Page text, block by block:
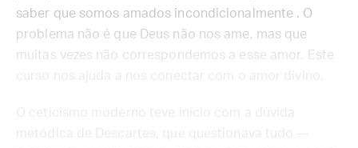
saber que somos amados incondicionalmente . O
problema não é que Deus não nos ame, mas que
muitas vezes não correspondemos a esse amor. Este